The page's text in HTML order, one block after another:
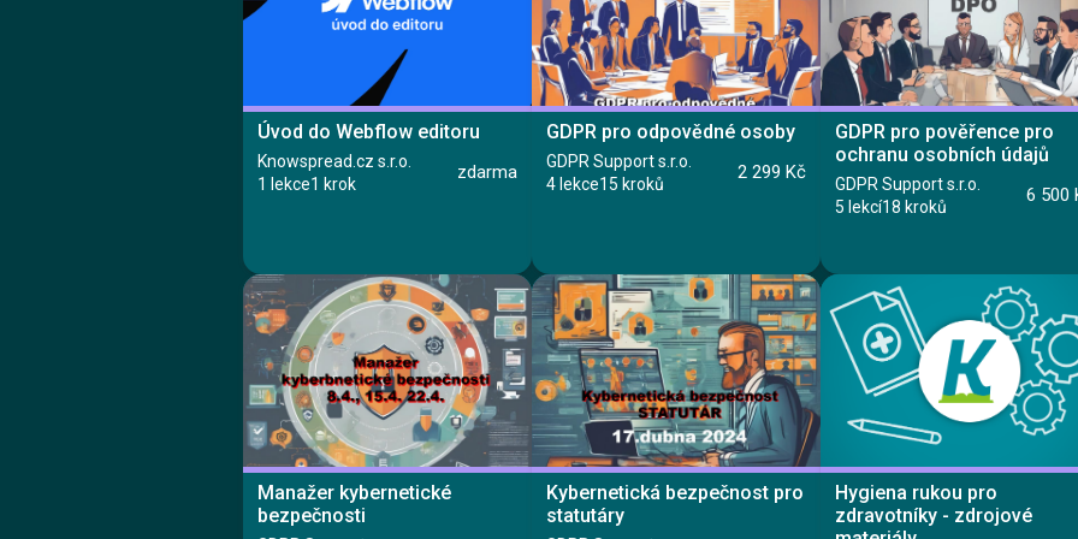
Registrovat se
Přihlásit se
Kontaktujte nás
Vyzkoušet zdarma
English
Úvod do Webflow editoru
Knowspread.cz s.r.o.
1 lekce1 krok
zdarma
Kurz
Lekce 1: Lekce
GDPR pro odpovědné osoby
GDPR Support s.r.o.
4 lekce15 kroků
2 299 Kč
Kurz
Lekce 1: Lekce
Lekce 2: Lekce
Lekce 4: Test
GDPR pro pověřence pro
ochranu osobních údajů
GDPR Support s.r.o.
5 lekcí18 kroků
6 500
Kurz
Lekce 1: GDPR pro pověřené osoby
Lekce 2: Lekce
Manažer kybernetické
bezpečnosti
Kybernetická bezpečnost pro
statutáry
Hygiena rukou pro
zdravotníky - zdrojové